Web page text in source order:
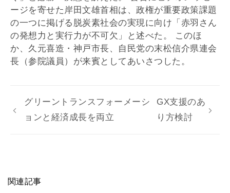
ージを寄せた岸田文雄首相は、政権が重要政策課題
の一つに掲げる脱炭素社会の実現に向け「赤羽さん
の発想力と実行力が不可欠」と述べた。 このほ
か、久元喜造・神戸市長、自民党の末松信介県連会
長（参院議員）が来賓としてあいさつした。
グリーントランスフォーメーシ
ョンと経済成長を両立
GX支援のあ
り方検討
関連記事